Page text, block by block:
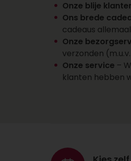
Onze blije
Ons brede
cadeaus
Onze
verzonden
Onze service –
klanten hebben